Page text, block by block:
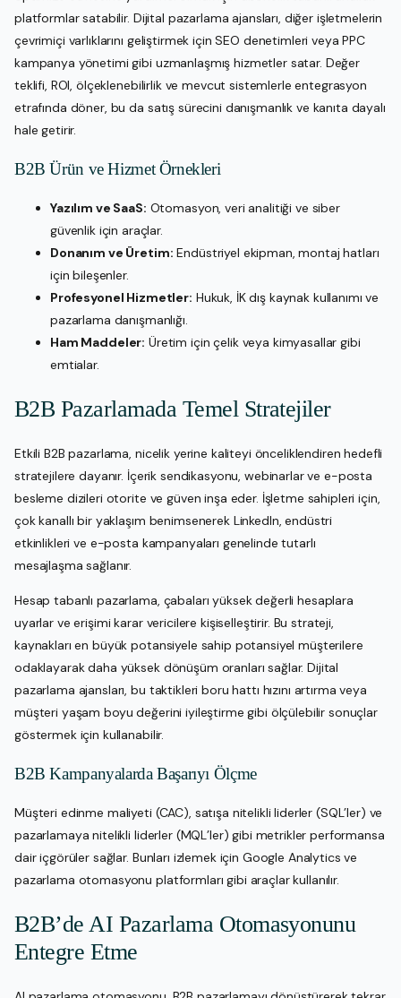
platformlar satabilir. Dijital pazarlama ajansları, diğer işletmelerin
çevrimiçi varlıklarını geliştirmek için SEO denetimleri veya PPC
kampanya yönetimi gibi uzmanlaşmış hizmetler satar. Değer
teklifi, ROI, ölçeklenebilirlik ve mevcut sistemlerle entegrasyon
etrafında döner, bu da satış sürecini danışmanlık ve kanıta dayalı
hale getirir.
B2B Ürün ve Hizmet Örnekleri
Yazılım ve SaaS: Otomasyon, veri analitiği ve siber
güvenlik için araçlar.
Donanım ve Üretim: Endüstriyel ekipman, montaj hatları
için bileşenler.
Profesyonel Hizmetler: Hukuk, İK dış kaynak kullanımı ve
pazarlama danışmanlığı.
Ham Maddeler: Üretim için çelik veya kimyasallar gibi
emtialar.
B2B Pazarlamada Temel Stratejiler
Etkili B2B pazarlama, nicelik yerine kaliteyi önceliklendiren hedefli
stratejilere dayanır. İçerik sendikasyonu, webinarlar ve e-posta
besleme dizileri otorite ve güven inşa eder. İşletme sahipleri için,
çok kanallı bir yaklaşım benimsenerek LinkedIn, endüstri
etkinlikleri ve e-posta kampanyaları genelinde tutarlı
mesajlaşma sağlanır.
Hesap tabanlı pazarlama, çabaları yüksek değerli hesaplara
uyarlar ve erişimi karar vericilere kişiselleştirir. Bu strateji,
kaynakları en büyük potansiyele sahip potansiyel müşterilere
odaklayarak daha yüksek dönüşüm oranları sağlar. Dijital
pazarlama ajansları, bu taktikleri boru hattı hızını artırma veya
müşteri yaşam boyu değerini iyileştirme gibi ölçülebilir sonuçlar
göstermek için kullanabilir.
B2B Kampanyalarda Başarıyı Ölçme
Müşteri edinme maliyeti (CAC), satışa nitelikli liderler (SQL’ler) ve
pazarlamaya nitelikli liderler (MQL’ler) gibi metrikler performansa
dair içgörüler sağlar. Bunları izlemek için Google Analytics ve
pazarlama otomasyonu platformları gibi araçlar kullanılır.
B2B’de AI Pazarlama Otomasyonunu
Entegre Etme